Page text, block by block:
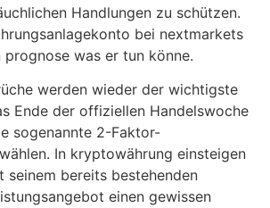
Handlungen zu schützen.
bei nextmarkets
was er tun könne.
werden wieder der wichtigste
Ende der offiziellen Handelswoche
sogenannte 2-Faktor-
In kryptowährung einsteigen
seinem bereits bestehenden
einen gewissen